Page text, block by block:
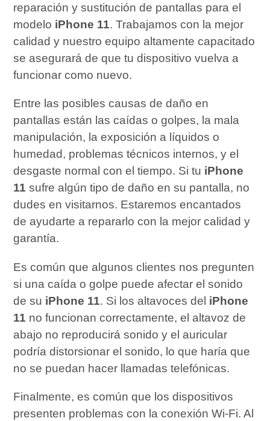
reparación y sustitución de pantallas para el
modelo iPhone 11. Trabajamos con la mejor
calidad y nuestro equipo altamente capacitado
se asegurará de que tu dispositivo vuelva a
funcionar como nuevo.
Entre las posibles causas de daño en
pantallas están las caídas o golpes, la mala
manipulación, la exposición a líquidos o
humedad, problemas técnicos internos, y el
desgaste normal con el tiempo. Si tu iPhone
11 sufre algún tipo de daño en su pantalla, no
dudes en visitarnos. Estaremos encantados
de ayudarte a repararlo con la mejor calidad y
garantía.
Es común que algunos clientes nos pregunten
si una caída o golpe puede afectar el sonido
de su iPhone 11. Si los altavoces del iPhone
11 no funcionan correctamente, el altavoz de
abajo no reproducirá sonido y el auricular
podría distorsionar el sonido, lo que haría que
no se puedan hacer llamadas telefónicas.
Finalmente, es común que los dispositivos
presenten problemas con la conexión Wi-Fi. Al